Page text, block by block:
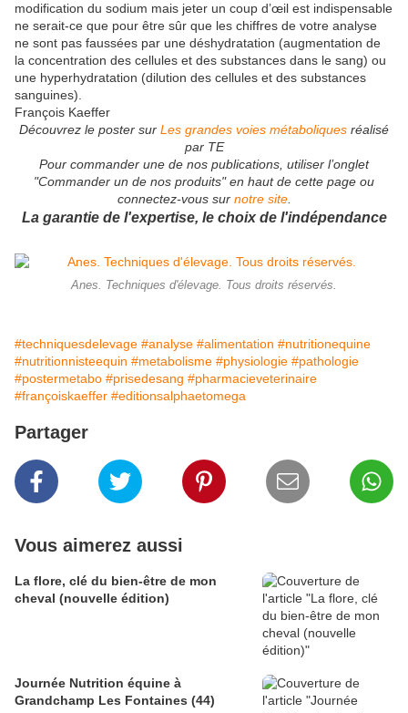
modification du sodium mais jeter un coup d’œil est indispensable
ne serait-ce que pour être sûr que les chiffres de votre analyse
ne sont pas faussées par une déshydratation (augmentation de
la concentration des cellules et des substances dans le sang) ou
une hyperhydratation (dilution des cellules et des substances
sanguines).
François Kaeffer
Découvrez le poster sur Les grandes voies métaboliques réalisé
par TE
Pour commander une de nos publications, utiliser l’onglet
"Commander un de nos produits" en haut de cette page ou
connectez-vous sur notre site.
La garantie de l'expertise, le choix de l'indépendance
Anes. Techniques d'élevage. Tous droits réservés.
#techniquesdelevage #analyse #alimentation #nutritionequine
#nutritionnisteequin #metabolisme #physiologie #pathologie
#postermetabo #prisedesang #pharmacieveterinaire
#françoiskaeffer #editionsalphaetomega
Partager
Vous aimerez aussi
La flore, clé du bien-être de mon
cheval (nouvelle édition)
Journée Nutrition équine à
Grandchamp Les Fontaines (44)